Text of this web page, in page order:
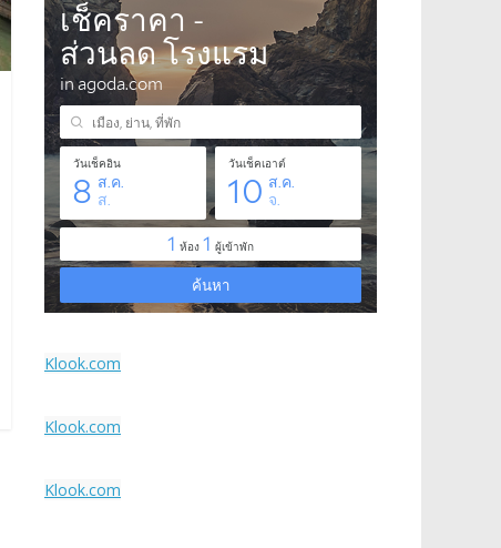
Klook.com
Klook.com
Klook.com